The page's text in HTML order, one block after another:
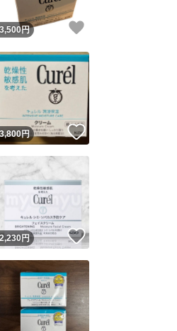
ユーザーの実績について
基準を満たしたユーザーにバッジを付
フリマの基準をクリアした安心・安全な
このユーザーはYahoo!フリマの取引を完了さ
のユーザーは他フリマサービスでの取引実績
あり、発送を保証しているものではありま
このユーザーは高頻度で24時間以内＆設定し
この商品の情報をコピーします
禁止されています
1回です
出品ページへ
キャンセル
ね！
3,500円
ね！
3,800円 いいね！
ね！
2,230円 いいね！